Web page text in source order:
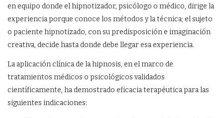
en equipo donde el hipnotizador, psicólogo o médico, dirige la
experiencia porque conoce los métodos y la técnica; el sujeto
o paciente hipnotizado, con su predisposición e imaginación
creativa, decide hasta donde debe llegar esa experiencia.
La aplicación clínica de la hipnosis, en el marco de
tratamientos médicos o psicológicos validados
científicamente, ha demostrado eficacia terapéutica para las
siguientes indicaciones: